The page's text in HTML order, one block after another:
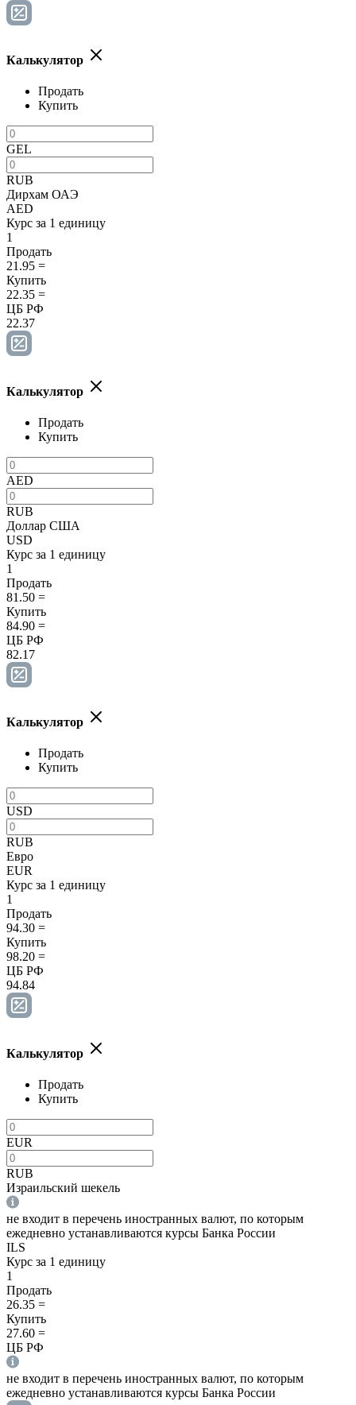
Калькулятор
Продать
Купить
GEL
RUB
Дирхам ОАЭ
AED
Курс за 1 единицу
1
Продать
21.95 =
Купить
22.35 =
ЦБ РФ
22.37
Калькулятор
Продать
Купить
AED
RUB
Доллар США
USD
Курс за 1 единицу
1
Продать
81.50 =
Купить
84.90 =
ЦБ РФ
82.17
Калькулятор
Продать
Купить
USD
RUB
Евро
EUR
Курс за 1 единицу
1
Продать
94.30 =
Купить
98.20 =
ЦБ РФ
94.84
Калькулятор
Продать
Купить
EUR
RUB
Израильский шекель
не входит в перечень иностранных валют, по которым
ежедневно устанавливаются курсы Банка России
ILS
Курс за 1 единицу
1
Продать
26.35 =
Купить
27.60 =
ЦБ РФ
не входит в перечень иностранных валют, по которым
ежедневно устанавливаются курсы Банка России